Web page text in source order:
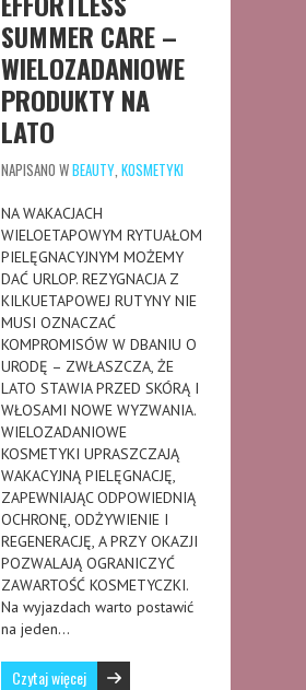
SUMMER CARE –
WIELOZADANIOWE
PRODUKTY NA
LATO
NAPISANO WBEAUTY KOSMETYKI
NA WAKACJACH
WIELOETAPOWYM RYTUAŁOM
PIELĘGNACYJNYM MOŻEMY
DAĆ URLOP. REZYGNACJA Z
KILKUETAPOWEJ RUTYNY NIE
MUSI OZNACZAĆ
KOMPROMISÓW W DBANIU O
URODĘ – ZWŁASZCZA, ŻE
LATO STAWIA PRZED SKÓRĄ I
WŁOSAMI NOWE WYZWANIA.
WIELOZADANIOWE
KOSMETYKI UPRASZCZAJĄ
WAKACYJNĄ PIELĘGNACJĘ,
ZAPEWNIAJĄC ODPOWIEDNIĄ
OCHRONĘ, ODŻYWIENIE I
REGENERACJĘ, A PRZY OKAZJI
POZWALAJĄ OGRANICZYĆ
ZAWARTOŚĆ KOSMETYCZKI.
Na wyjazdach warto postawić
na jeden…
Czytaj więcej